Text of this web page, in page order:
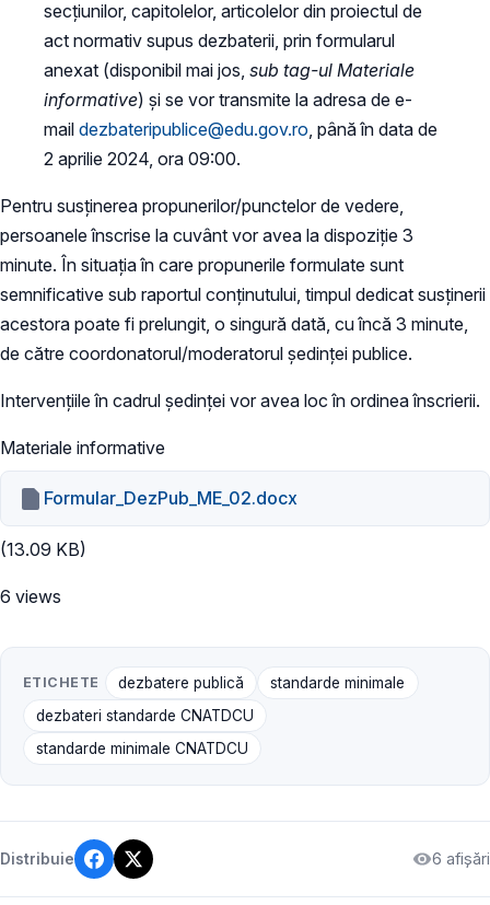
secțiunilor, capitolelor, articolelor din proiectul de
act normativ supus dezbaterii, prin formularul
anexat (disponibil mai jos, sub tag-ul Materiale
informative) și se vor transmite la adresa de e-
mail dezbateripublice@edu.gov.ro , până în data de
2 aprilie 2024, ora 09:00.
Pentru susținerea propunerilor/punctelor de vedere,
persoanele înscrise la cuvânt vor avea la dispoziție 3
minute. În situația în care propunerile formulate sunt
semnificative sub raportul conținutului, timpul dedicat susținerii
acestora poate fi prelungit, o singură dată, cu încă 3 minute,
de către coordonatorul/moderatorul ședinței publice.
Intervențiile în cadrul ședinței vor avea loc în ordinea înscrierii.
Materiale informative
Formular_DezPub_ME_02.docx
(13.09 KB)
6 views
ETICHETE dezbatere publică
standarde minimale
dezbateri standarde CNATDCU
standarde minimale CNATDCU
Distribuie 6 afișări